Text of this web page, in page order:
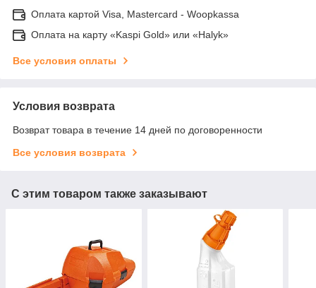
Оплата картой Visa, Mastercard - Woopkassa
Оплата на карту «Kaspi Gold» или «Halyk»
Все условия оплаты
Условия возврата
Возврат товара в течение 14 дней по договоренности
Все условия возврата
С этим товаром также заказывают